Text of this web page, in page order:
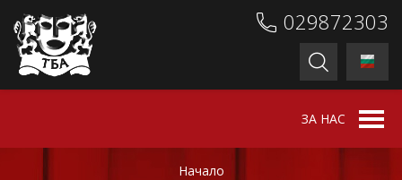
029872303
ЗА НАС
Начало